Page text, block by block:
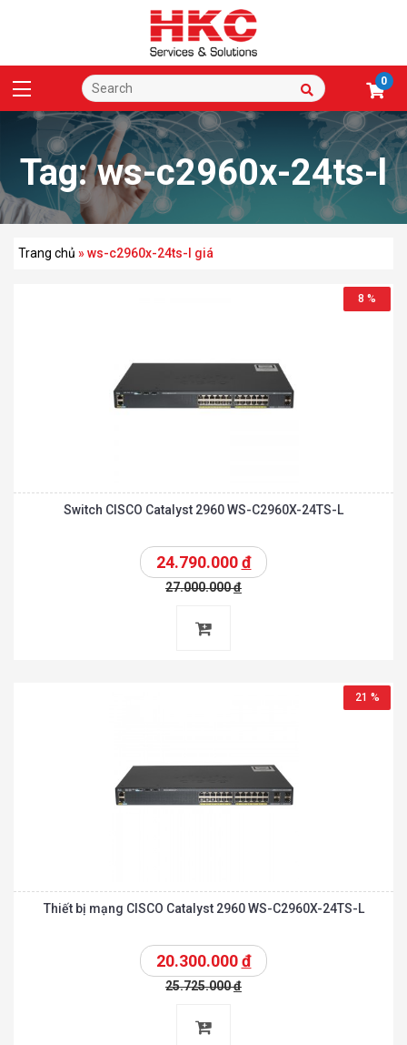
0
Tag:ws-c2960x-24ts-l
giá
Trang chủ »ws-c2960x-24ts-l giá
8 %
Switch CISCO Catalyst 2960 WS-C2960X-24TS-L
24.790.000đ
27.000.000đ
21 %
Thiết bị mạng CISCO Catalyst 2960 WS-C2960X-24TS-L
20.300.000đ
25.725.000đ